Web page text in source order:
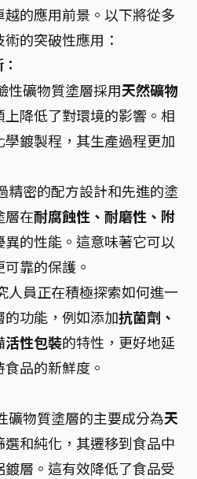
的應用前景。以下將從多
的突破性應用：
性礦物質塗層採用天然礦物
降低了對環境的影響。相
鍍製程，其生產過程更加
精密的配方設計和先進的塗
層在耐腐蝕性、耐磨性、附
的性能。這意味著它可以
靠的保護。
人員正在積極探索如何進一
功能，例如添加抗菌劑、
活性包裝的特性，更好地延
品的新鮮度。
礦物質塗層的主要成分為天
選和純化，其遷移到食品中
層。這有效降低了食品受